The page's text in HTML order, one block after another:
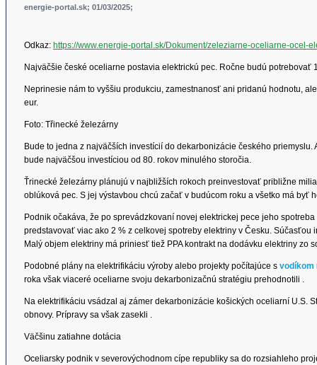
energie-portal.sk; 01/03/2025;
Odkaz: https://www.energie-portal.sk/Dokument/zeleziarne-oceliarne-ocel-
Najväčšie české oceliarne postavia elektrickú pec. Ročne budú potrebovať
Neprinesie nám to vyššiu produkciu, zamestnanosť ani pridanú hodnotu,
eur.
Foto: Třinecké železárny
Bude to jedna z najväčších investícií do dekarbonizácie českého
bude najväčšou investíciou od 80. rokov minulého storočia.
Ťrinecké železárny plánujú v najbližších rokoch preinvestovať približne
oblúková pec. S jej výstavbou chcú začať v budúcom roku a všetko má byť
Podnik očakáva, že po sprevádzkovaní novej elektrickej pece jeho
predstavovať viac ako 2 % z celkovej spotreby elektriny v Česku.
Malý objem elektriny má priniesť tiež PPA kontrakt na dodávku elektriny zo
Podobné plány na elektrifikáciu výroby alebo projekty počítajúce s vodíkom
roka však viaceré oceliarne svoju dekarbonizačnú stratégiu prehodnotili .
Na elektrifikáciu vsádzal aj zámer dekarbonizácie košických oceliarní U.S.
obnovy. Prípravy sa však zasekli .
Väčšinu zatiahne dotácia
Oceliarsky podnik v severovýchodnom cípe republiky sa do rozsiahleho